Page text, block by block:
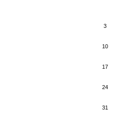
3
10
17
24
31